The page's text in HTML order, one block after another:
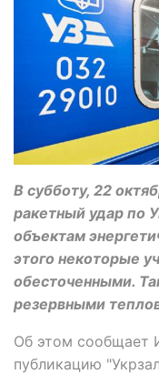
В субботу, 22
ракетный удар по
объектам
этого некоторые
обесточенными.
резервными
Об этом сообщает
публикацию